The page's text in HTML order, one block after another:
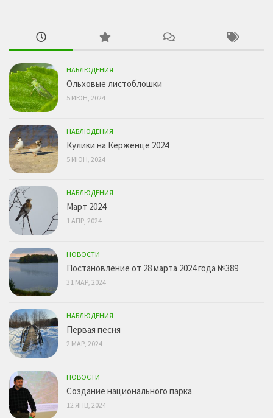
НАБЛЮДЕНИЯ
Ольховые листоблошки
5 ИЮН, 2024
НАБЛЮДЕНИЯ
Кулики на Керженце 2024
5 ИЮН, 2024
НАБЛЮДЕНИЯ
Март 2024
1 АПР, 2024
НОВОСТИ
Постановление от 28 марта 2024 года №389
31 МАР, 2024
НАБЛЮДЕНИЯ
Первая песня
2 МАР, 2024
НОВОСТИ
Создание национального парка
12 ЯНВ, 2024